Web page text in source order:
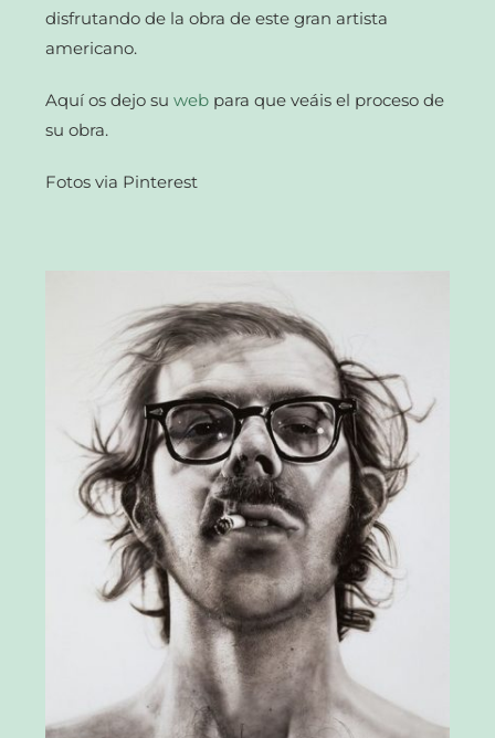
disfrutando de la obra de este gran artista
americano.
Aquí os dejo suweb para que veáis el proceso de
su obra.
Fotos via Pinterest